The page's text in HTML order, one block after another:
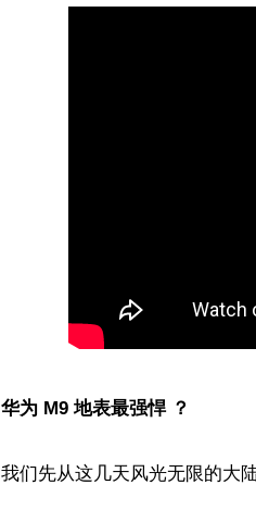
华为 M9 地表最强悍 ？
我们先从这几天风光无限的大